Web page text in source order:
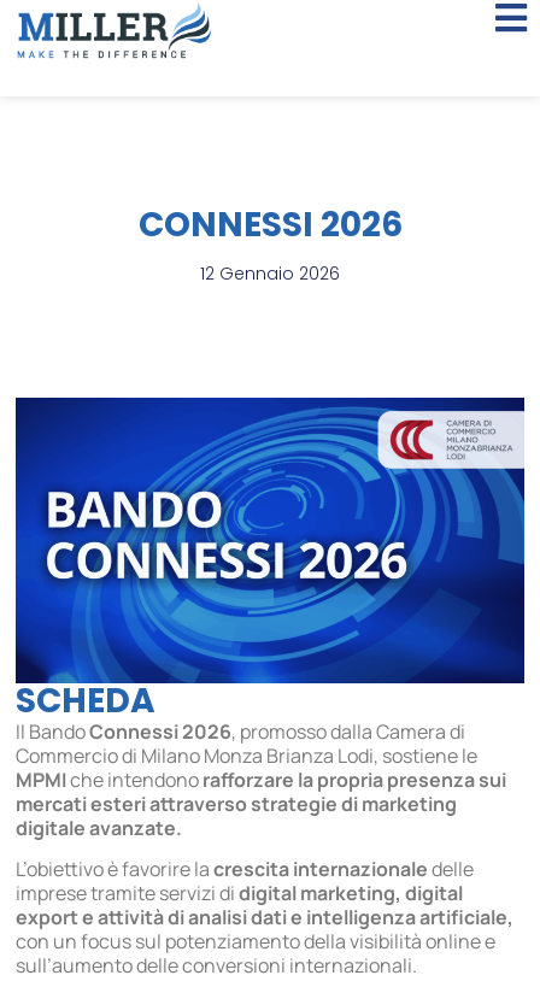
CONNESSI 2026
12 Gennaio 2026
SCHEDA
Il BandoConnessi 2026, promosso dalla Camera di
Commercio di Milano Monza Brianza Lodi, sostiene le
MPMIche intendonorafforzare la propria presenza sui
mercati esteri attraverso strategie di marketing
digitale avanzate.
L’obiettivo è favorire lacrescita internazionaledelle
imprese tramite servizi didigital marketing, digital
export e attività di analisi dati e intelligenza artificiale,
con un focus sul potenziamento della visibilità online e
sull’aumento delle conversioni internazionali.